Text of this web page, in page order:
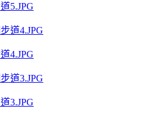
5.JPG
4.JPG
3.JPG